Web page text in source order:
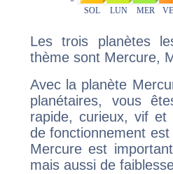
Les trois planètes
thème sont Mercure,
Avec la planète
planétaires, vous
rapide, curieux, vif et
de fonctionnement
Mercure est
mais aussi de